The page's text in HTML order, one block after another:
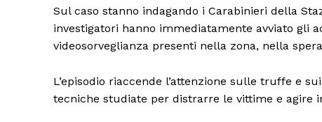
Sul caso stanno indagando i Carabinieri della
investigatori hanno immediatamente avviato gli
videosorveglianza presenti nella zona, nella
L’episodio riaccende l’attenzione sulle truffe e
tecniche studiate per distrarre le vittime e agire